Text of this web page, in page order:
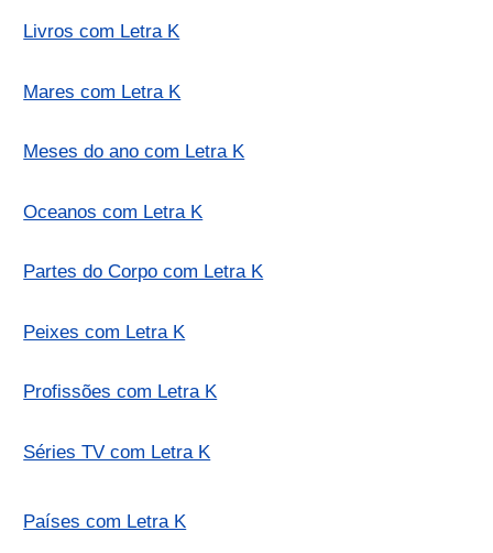
Livros com Letra K
Mares com Letra K
Meses do ano com Letra K
Oceanos com Letra K
Partes do Corpo com Letra K
Peixes com Letra K
Profissões com Letra K
Séries TV com Letra K
Países com Letra K